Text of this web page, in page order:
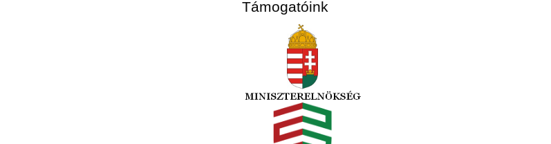
Támogatóink